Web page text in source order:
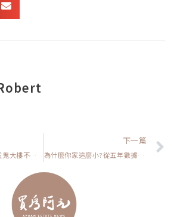
西寧國宅震撼案：猛鬼大樓不是地點問題？帶你看清管理失靈的真相【房貸一族拚買房】
下一篇
為什麼你家這麼小?從五年數據看出「買房空間越來越小」的真相【我真的好想買房子】